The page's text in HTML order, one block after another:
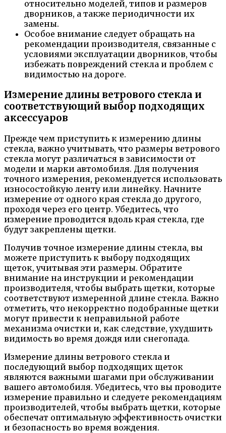
относительно моделей, типов и размеров
дворников, а также периодичности их
замены.
Особое внимание следует обращать на
рекомендации производителя, связанные с
условиями эксплуатации дворников, чтобы
избежать повреждений стекла и проблем с
видимостью на дороге.
Измерение длины ветрового стекла и
соответствующий выбор подходящих
аксессуаров
Прежде чем приступить к измерению длины
стекла, важно учитывать, что размеры ветрового
стекла могут различаться в зависимости от
модели и марки автомобиля. Для получения
точного измерения, рекомендуется использовать
износостойкую ленту или линейку. Начните
измерение от одного края стекла до другого,
проходя через его центр. Убедитесь, что
измерение проводится вдоль края стекла, где
будут закреплены щетки.
Получив точное измерение длины стекла, вы
можете приступить к выбору подходящих
щеток, учитывая эти размеры. Обратите
внимание на инструкции и рекомендации
производителя, чтобы выбрать щетки, которые
соответствуют измеренной длине стекла. Важно
отметить, что некорректно подобранные щетки
могут привести к неправильной работе
механизма очистки и, как следствие, ухудшить
видимость во время дождя или снегопада.
Измерение длины ветрового стекла и
последующий выбор подходящих щеток
являются важными шагами при обслуживании
вашего автомобиля. Убедитесь, что вы проводите
измерение правильно и следуете рекомендациям
производителей, чтобы выбрать щетки, которые
обеспечат оптимальную эффективность очистки
и безопасность во время вождения.